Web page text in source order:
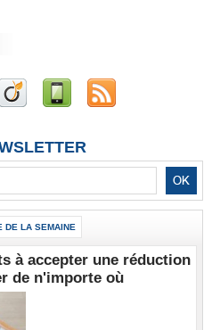
DE LA SEMAINE
à accepter une réduction
de n'importe où